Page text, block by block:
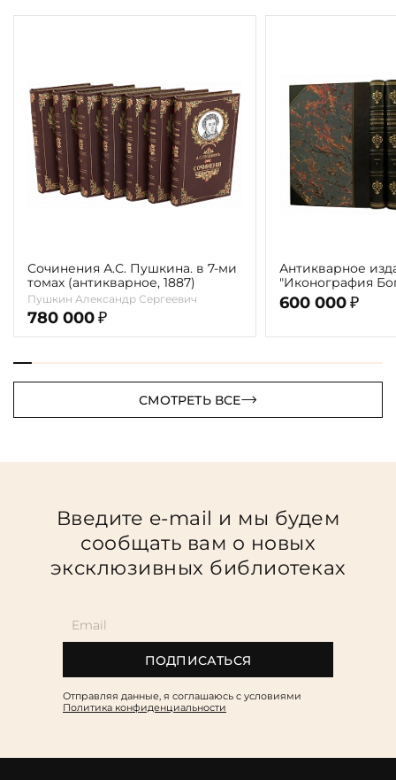
Сочинения А.С. Пушкина. в 7-ми
томах (антикварное, 1887)
Пушкин Александр Сергеевич
780 000 ₽
Антикварное
"Иконография
г. (в 2-х томах с
автора)
600 000 ₽
СМОТРЕТЬ ВСЕ
Введите e-mail и мы будем
сообщать вам о новых
эксклюзивных библиотеках
ПОДПИСАТЬСЯ
Отправляя данные, я соглашаюсь c условиями
Политика конфиденциальности